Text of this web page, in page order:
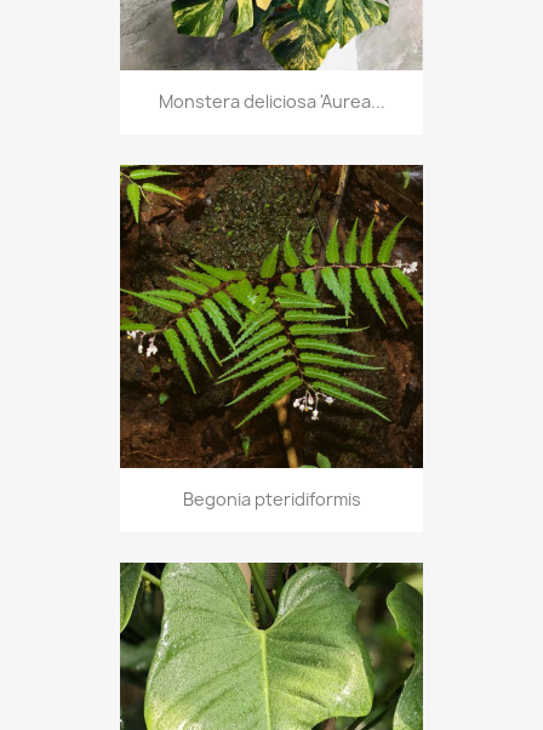
Monstera deliciosa 'Aurea...
Begonia pteridiformis